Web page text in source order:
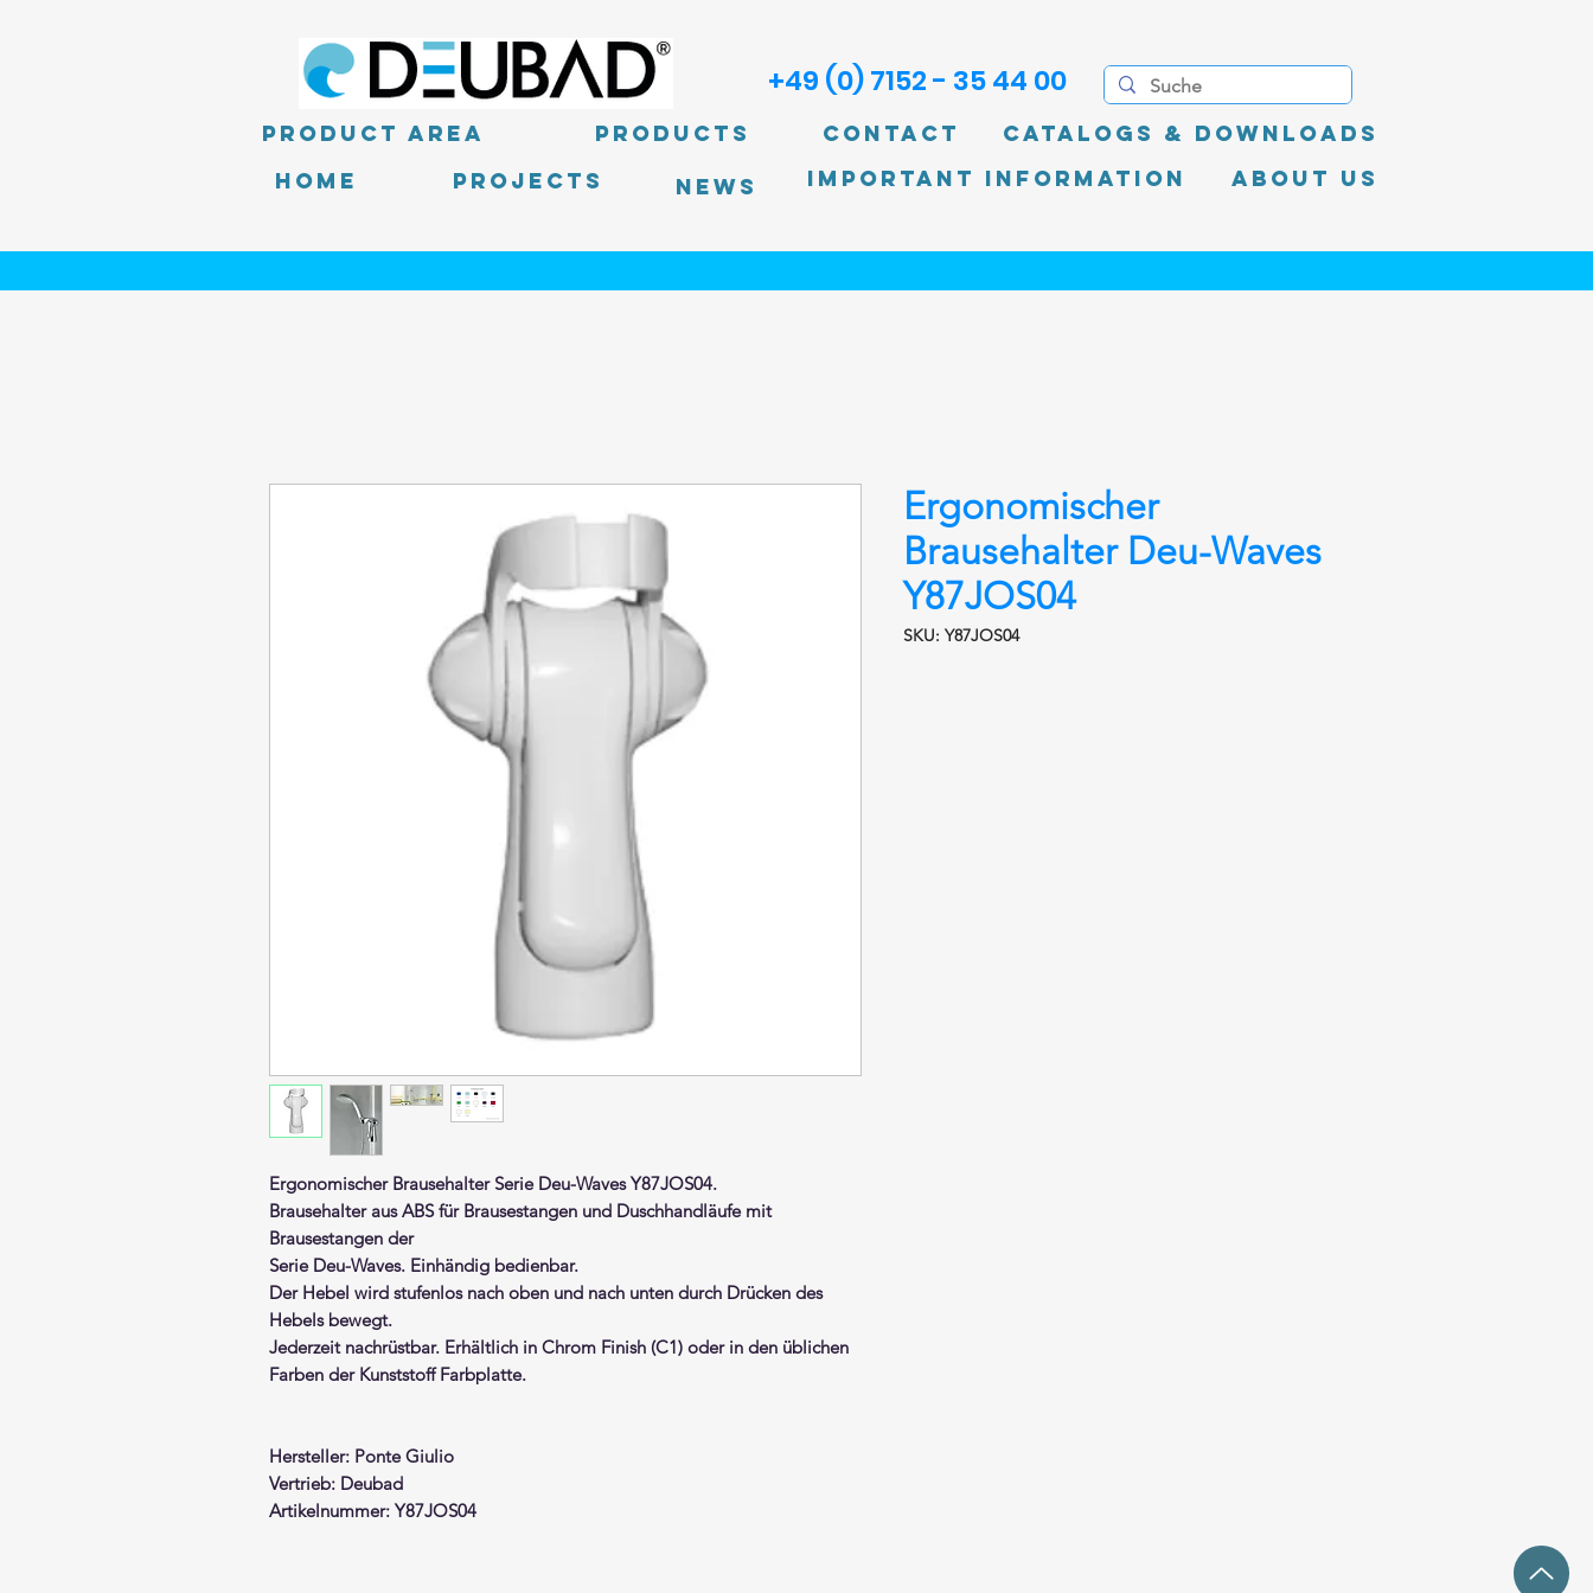
product area
Products
Home
PROJECTS News
+49 (0) 7152 - 35 44 00
Contact
Catalogs & Downloads
Important information
About Us
Ergonomischer Brausehalter Serie Deu-Waves Y87JOS04.
Brausehalter aus ABS für Brausestangen und Duschhandläufe mit
Brausestangen der
Serie Deu-Waves. Einhändig bedienbar.
Der Hebel wird stufenlos nach oben und nach unten durch Drücken des
Hebels bewegt.
Jederzeit nachrüstbar. Erhältlich in Chrom Finish (C1) oder in den üblichen
Farben der Kunststoff Farbplatte.
Hersteller: Ponte Giulio
Vertrieb: Deubad
Artikelnummer: Y87JOS04
Ergonomischer
Brausehalter Deu-Waves
Y87JOS04
SKU: Y87JOS04